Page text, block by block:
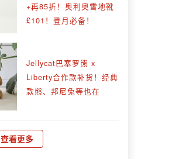
+再85折！奥利奥雪地靴
£101！登月必备！
Jellycat巴塞罗熊 x
Liberty合作款补货！经典
款熊、邦尼兔等也在
查看更多